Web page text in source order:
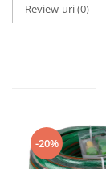
Review-uri(0)
-20%